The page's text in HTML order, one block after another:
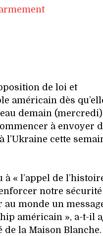
de loi et
américain dès
demain
à envoyer
l’Ukraine cette
« l’appel de
notre sécurité
au monde un
américain », a-t-il
la Maison Blanche.